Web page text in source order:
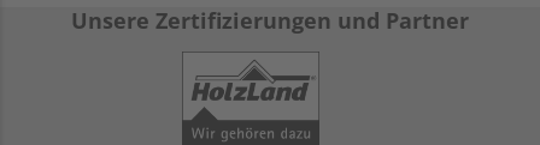
Unsere Zertifizierungen und Partner